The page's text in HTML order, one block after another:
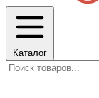
Каталог